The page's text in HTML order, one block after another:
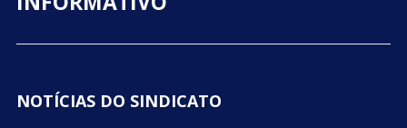
NOTÍCIAS DO SINDICATO